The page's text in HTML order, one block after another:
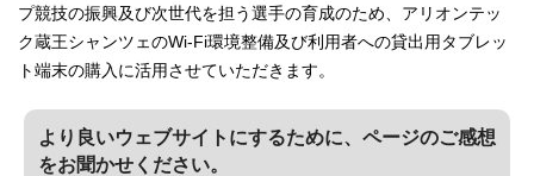
プ競技の振興及び次世代を担う選手の育成のため、アリオンテッ
ク蔵王シャンツェのWi-Fi環境整備及び利用者への貸出用タブレッ
ト端末の購入に活用させていただきます。
より良いウェブサイトにするために、ページのご感想
をお聞かせください。